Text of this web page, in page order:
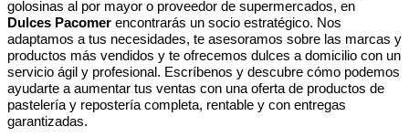
golosinas al por mayor o proveedor de supermercados, en
Dulces Pacomer encontrarás un socio estratégico. Nos
adaptamos a tus necesidades, te asesoramos sobre las marcas y
productos más vendidos y te ofrecemos dulces a domicilio con un
servicio ágil y profesional. Escríbenos y descubre cómo podemos
ayudarte a aumentar tus ventas con una oferta de productos de
pastelería y repostería completa, rentable y con entregas
garantizadas.